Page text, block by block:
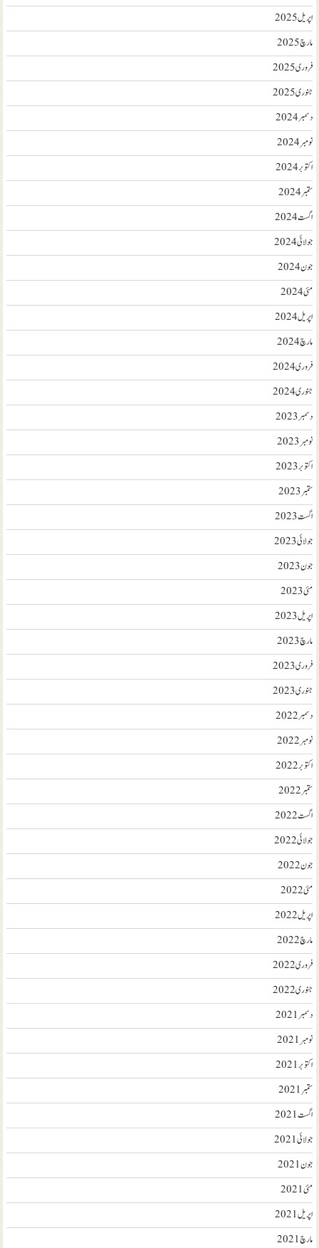
اپریل 2025
مارچ 2025
فروری 2025
جنوری 2025
دسمبر 2024
نومبر 2024
اکتوبر 2024
ستمبر 2024
اگست 2024
جولائی 2024
جون 2024
مئی 2024
اپریل 2024
مارچ 2024
فروری 2024
جنوری 2024
دسمبر 2023
نومبر 2023
اکتوبر 2023
ستمبر 2023
اگست 2023
جولائی 2023
جون 2023
مئی 2023
اپریل 2023
مارچ 2023
فروری 2023
جنوری 2023
دسمبر 2022
نومبر 2022
اکتوبر 2022
ستمبر 2022
اگست 2022
جولائی 2022
جون 2022
مئی 2022
اپریل 2022
مارچ 2022
فروری 2022
جنوری 2022
دسمبر 2021
نومبر 2021
اکتوبر 2021
ستمبر 2021
اگست 2021
جولائی 2021
جون 2021
مئی 2021
اپریل 2021
مارچ 2021